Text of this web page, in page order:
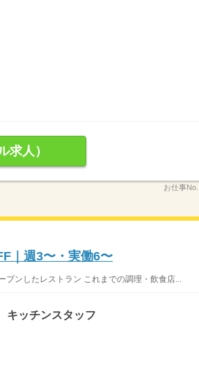
求人）
お仕事No.
｜週3〜・実働6〜
ンしたレストラン これまでの調理・飲食店...
キッチンスタッフ